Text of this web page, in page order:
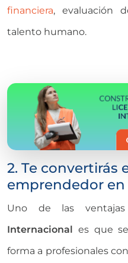
financiera, evaluación
talento humano.
2. Te convertirás
emprendedor
Uno de l as
Internacional
es que
forma a profesionales